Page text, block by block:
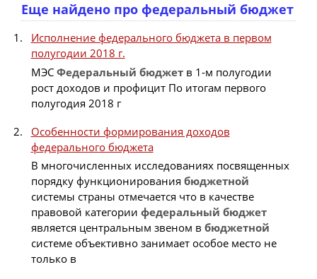
Еще найдено про федеральный бюджет
Исполнение федерального бюджета в первом
полугодии 2018 г.
МЭС Федеральный бюджетв 1-м полугодии
рост доходов и профицит По итогам первого
полугодия 2018 г
Особенности формирования доходов
федерального бюджета
В многочисленных исследованиях посвященных
порядку функционирования бюджетной
системы страны отмечается что в качестве
правовой категории федеральный бюджет
является центральным звеном в бюджетной
системе объективно занимает особое место не
только в